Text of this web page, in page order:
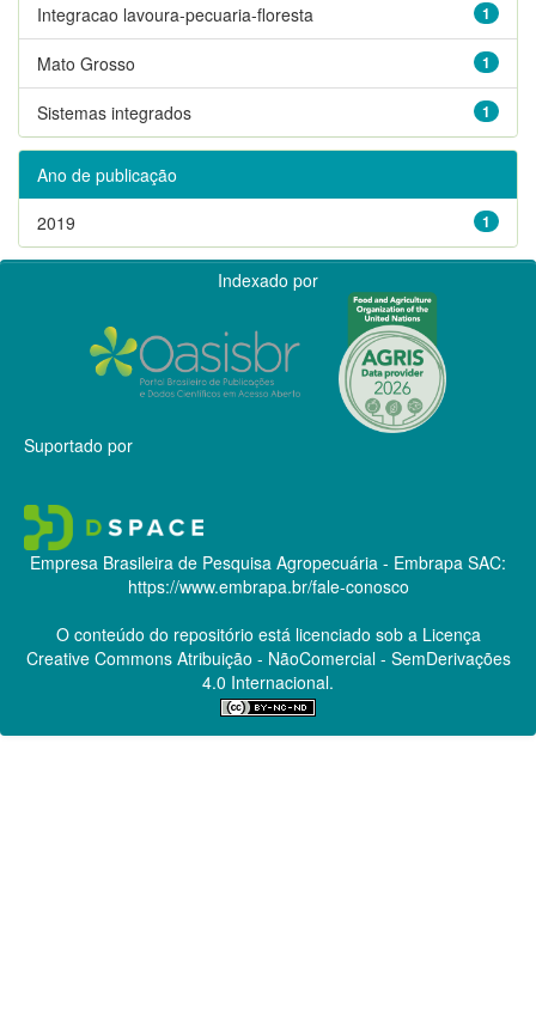
1
Integracao lavoura-pecuaria-floresta
1
Mato Grosso
1
Sistemas integrados
Ano de publicação
1
2019
Indexado por
Suportado por
Empresa Brasileira de Pesquisa Agropecuária - Embrapa SAC:
https://www.embrapa.br/fale-conosco
O conteúdo do repositório está licenciado sob a Licença
Creative CommonsAtribuição - NãoComercial - SemDerivações
4.0 Internacional.